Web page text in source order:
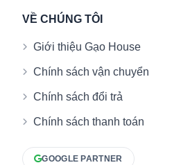
VỀ CHÚNG TÔI
Giới thiệu Gạo House
Chính sách vận chuyển
Chính sách đổi trả
Chính sách thanh toán
GOOGLE PARTNER